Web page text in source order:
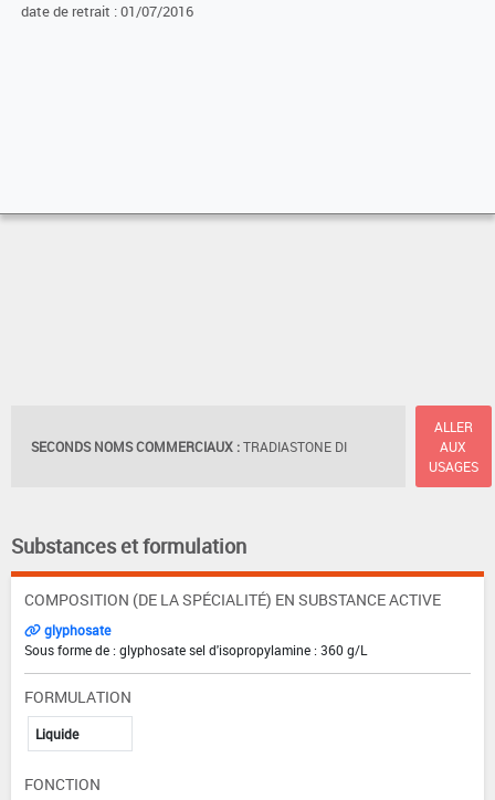
date de retrait : 01/07/2016
SECONDS NOMS COMMERCIAUX :TRADIASTONE DI
ALLER
AUX
USAGES
Substances et formulation
COMPOSITION (DE LA SPÉCIALITÉ) EN SUBSTANCE ACTIVE
glyphosate
Sous forme de : glyphosate sel d'isopropylamine : 360 g/L
FORMULATION
Liquide
FONCTION